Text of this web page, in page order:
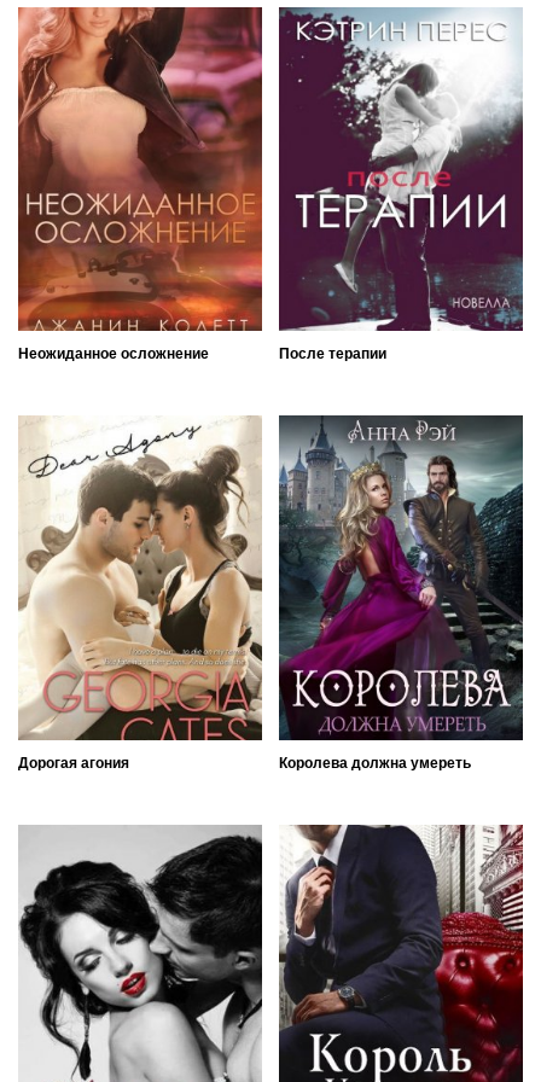
Неожиданное осложнение После терапии
Дорогая агония Королева должна умереть